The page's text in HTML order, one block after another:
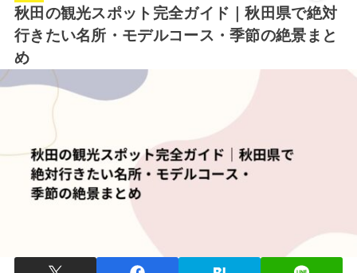
秋田の観光スポット完全ガイド｜秋田県で絶対
行きたい名所・モデルコース・季節の絶景まと
め